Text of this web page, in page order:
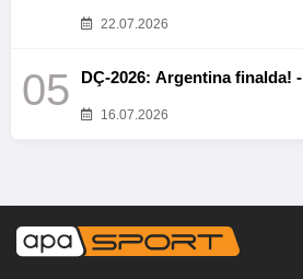
22.07.2026
05 DÇ-2026: Argentina finalda! -
16.07.2026